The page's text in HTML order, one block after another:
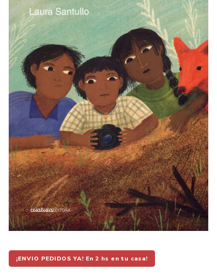
¡ENVIO PEDIDOS YA! En 2 hs en tu casa!